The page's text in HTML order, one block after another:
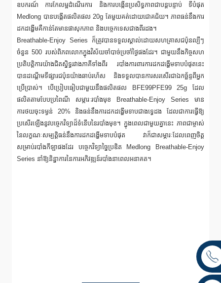
ឧបករណ៍ ការកែលម្អដំណើរការ និងការបង្កើនប្រសិទ្ធភាពជាបន្តបន្ទាប់ ទីបំផុត
Medlong បានបង្កើតផលិតផល 20g តែមួយគត់ដោយជោគជ័យ។ ភាពធន់នឹងការ
ដកដង្ហើមគឺកាន់តែមានផាសុកភាព និងបច្ចេកទេសជាងពីរដង។
Breathable-Enjoy Series ក៏ត្រូវបានទទួលស្គាល់ដោយសហគ្រាសជប៉ុនល្បីៗ
ចំនួន 500 របស់ពិភពលោកក្នុងវិស័យចាំបាច់ប្រចាំថ្ងៃផងដែរ។ ជាមួយនឹងកិច្ចសហ
ប្រតិបត្តិការយ៉ាងជិតស្និទ្ធរវាងភាគីទាំងពីរ របាំងការពារការដកដង្ហើមទាបបំផុតនេះ
បានដណ្តើមទីផ្សារជប៉ុនយ៉ាងឆាប់រហ័ស និងទទួលបានការសរសើរជាឯកច្ឆ័ន្ទពីអ្នក
ប្រើប្រាស់។ បើប្រៀបធៀបជាមួយនឹងផលិតផល BFE99PFE99 25g ដែល
ផលិតតាមបែបប្រពៃណី សម្ភារៈរបាំងមុខ Breathable-Enjoy Series មាន
ការថយចុះទម្ងន់ 20% និងធន់នឹងការដកដង្ហើមទាបជាងទ្វេដង ដែលជាការធ្វើឱ្យ
ប្រសើរឡើងនូវបច្ចេកវិទ្យាដ៏ទំនើបនៃរបាំងមុខ។ ក្នុងពេលជាមួយគ្នានេះ ភាពជាម្ចាស់
នៃលក្ខណៈសម្បត្តិធន់នឹងការដកដង្ហើមទាបបំផុត វាក៏ជាសម្ភារៈដែលពេញចិត្ត
សម្រាប់របាំងកីឡាផងដែរ បច្ចេកវិទ្យាច្នៃប្រឌិត Medlong Breathable-Enjoy
Series នាំឱ្យនិន្នាការនៃការអភិវឌ្ឍន៍របាំងនាពេលអនាគត។